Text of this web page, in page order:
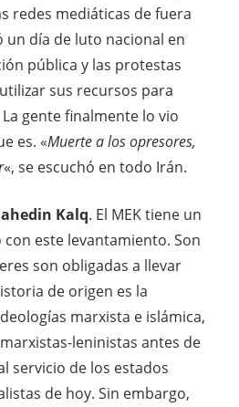
redes mediáticas de fuera
un día de luto nacional en
pública y las protestas
sus recursos para
gente finalmente lo vio
es. «Muerte a los opresores,
«, se escuchó en todo Irán.
Kalq. El MEK tiene un
este levantamiento. Son
son obligadas a llevar
de origen es la
marxista e islámica,
leninistas antes de
servicio de los estados
de hoy. Sin embargo,